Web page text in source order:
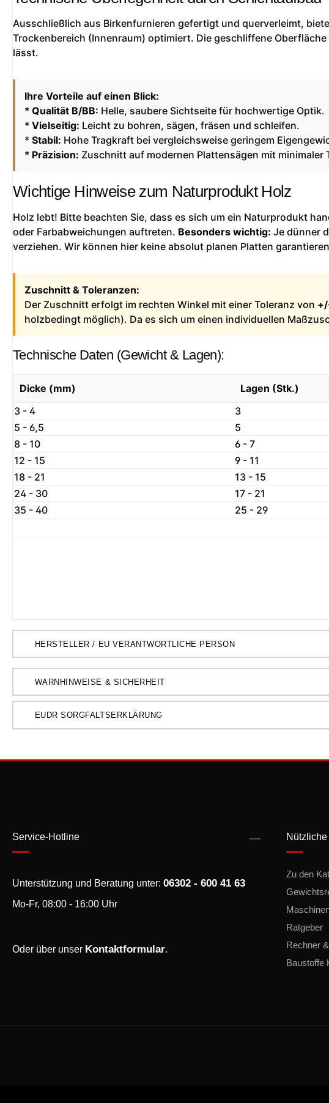
Ausschließlich aus Birkenfurnieren gefertigt und querverleimt,
Trockenbereich (Innenraum) optimiert. Die geschliffene
lässt.
Ihre Vorteile auf einen Blick:
* Qualität B/BB: Helle, saubere Sichtseite für hochwertige Optik.
* Vielseitig: Leicht zu bohren, sägen, fräsen und schleifen.
* Stabil: Hohe Tragkraft bei vergleichsweise geringem
* Präzision: Zuschnitt auf modernen Plattensägen mit minimaler
Wichtige Hinweise zum Naturprodukt Holz
Holz lebt! Bitte beachten Sie, dass es sich um ein Naturprodukt
oder Farbabweichungen auftreten. Besonders wichtig: Je dünner
verziehen. Wir können hier keine absolut planen Platten
Zuschnitt & Toleranzen:
Der Zuschnitt erfolgt im rechten Winkel mit einer Toleranz von
holzbedingt möglich). Da es sich um einen individuellen
Technische Daten (Gewicht & Lagen):
Dicke (mm) Lagen (Stk.)
3 - 4
3
5 - 6,5
5
8 - 10
6 - 7
12 - 15
9 - 11
18 - 21
13 - 15
24 - 30
17 - 21
35 - 40
25 - 29
HERSTELLER / EU VERANTWORTLICHE PERSON
WARNHINWEISE & SICHERHEIT
EUDR SORGFALTSERKLÄRUNG
Service-Hotline
Unterstützung und Beratung unter: 06302 - 600 41 63
Mo-Fr, 08:00 - 16:00 Uhr
Oder über unser Kontaktformular.
Zu den
Ratgeber
Rechner
Baustoffe